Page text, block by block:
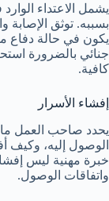
يشمل الاعتداء
بسببه. توثق الإصابة
يكون في حالة دفاع
جنائي بالضرورة
كافية.
إفشاء الأسرار
يحدد صاحب العمل ما
الوصول إليه، وكيف
خبرة مهنية ليس
واتفاقات الوصول.